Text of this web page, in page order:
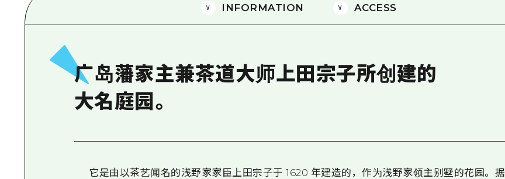
INFORMATION ACCESS
广岛藩家主兼茶道大师上田宗子所创建的
大名庭园。
它是由以茶艺闻名的浅野家家臣上田宗子于 1620 年建造的，作为浅野家领主别墅的花园。 据